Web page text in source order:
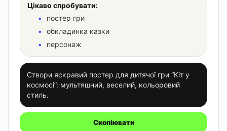
Цікаво спробувати:
постер гри
обкладинка казки
персонаж
Створи яскравий постер для дитячої гри “Кіт у
космосі”: мультяшний, веселий, кольоровий
стиль.
Скопіювати